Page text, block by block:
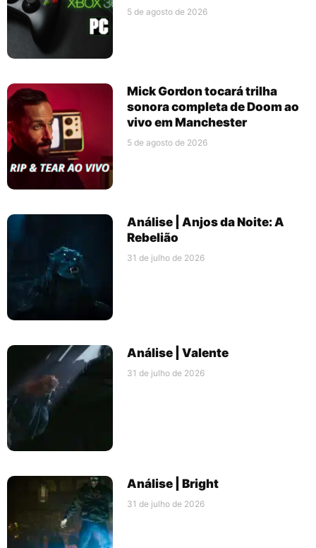
5 de agosto de 2026
Mick Gordon tocará trilha
sonora completa de Doom ao
vivo em Manchester
5 de agosto de 2026
Análise | Anjos da Noite: A
Rebelião
31 de julho de 2026
Análise | Valente
31 de julho de 2026
Análise | Bright
31 de julho de 2026